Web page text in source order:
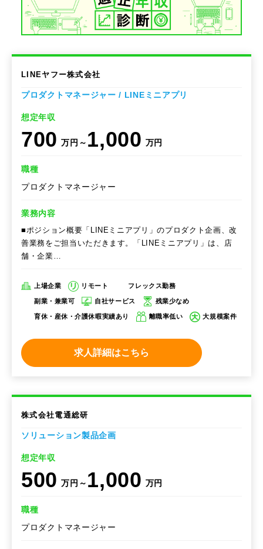
LINEヤフー株式会社
プロダクトマネージャー / LINEミニアプリ
想定年収
700 万円～ 1,000 万円
職種
プロダクトマネージャー
業務内容
■ポジション概要「LINEミニアプリ」のプロダクト企画、改
善業務をご担当いただきます。「LINEミニアプリ」は、店
舗・企業…
上場企業 リモート フレックス勤務
副業・兼業可 自社サービス 残業少なめ
育休・産休・介護休暇実績あり 離職率低い 大規模案件
求人詳細はこちら
株式会社電通総研
ソリューション製品企画
想定年収
500 万円～ 1,000 万円
職種
プロダクトマネージャー